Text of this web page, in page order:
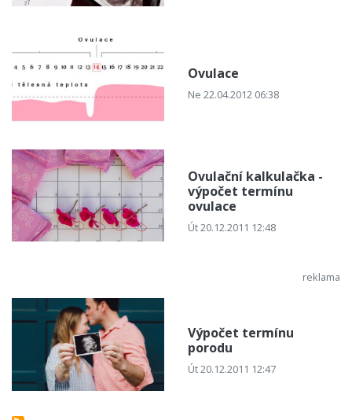
Ovulace
Ne 22.04.2012 06:38
Ovulační kalkulačka -
výpočet termínu
ovulace
Út 20.12.2011 12:48
Výpočet termínu
porodu
Út 20.12.2011 12:47